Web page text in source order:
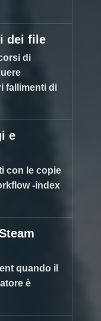
dei file
di
fallimenti di
e
con le copie
-index
quando il
è